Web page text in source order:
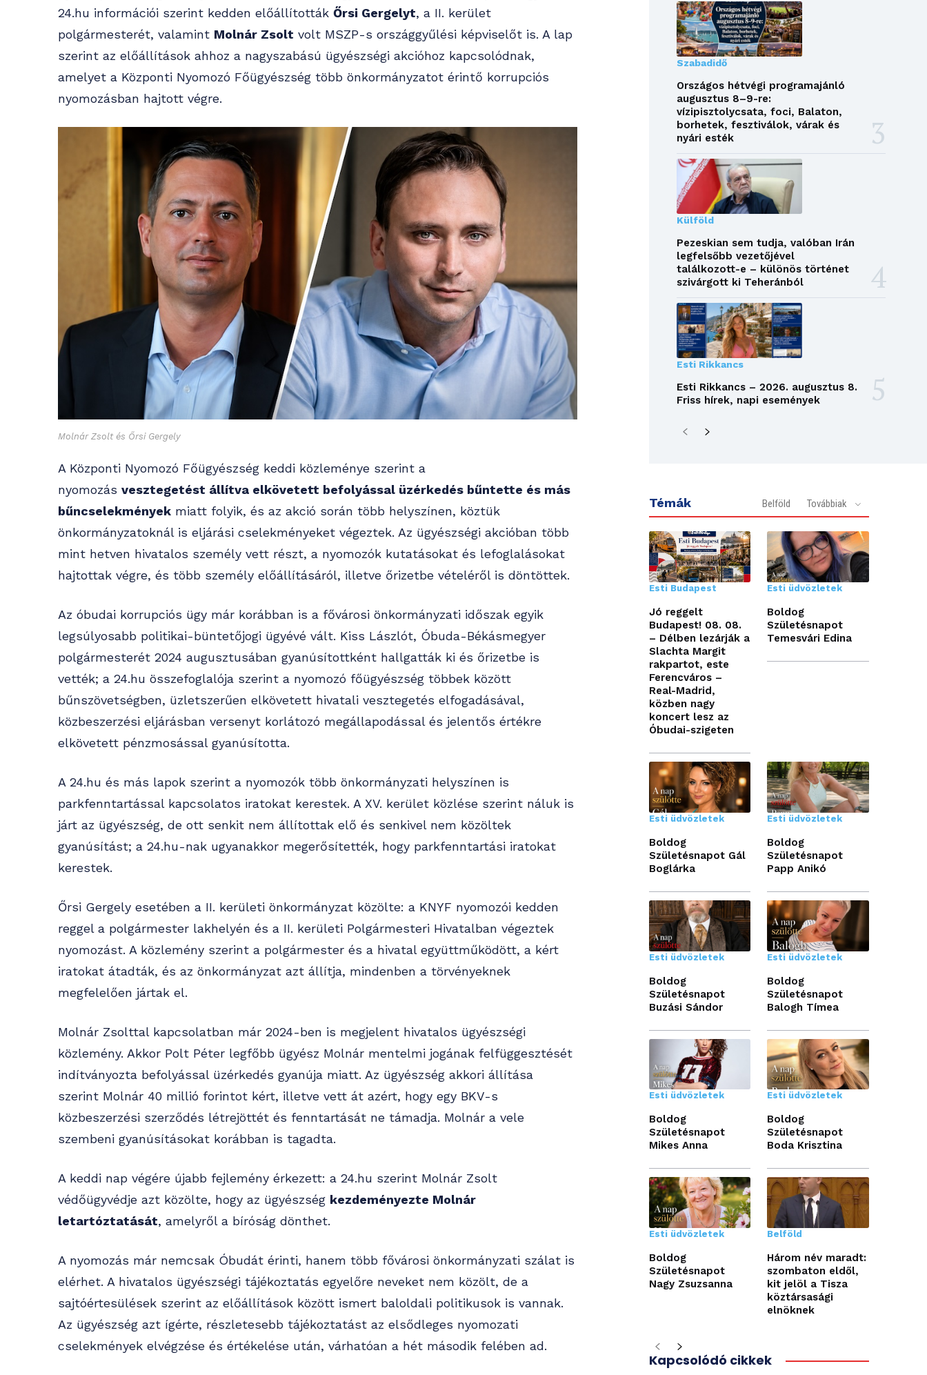
24.hu információi szerint kedden előállították Őrsi Gergelyt, a II. kerület
polgármesterét, valamint Molnár Zsolt volt MSZP-s országgyűlési képviselőt is. A lap
szerint az előállítások ahhoz a nagyszabású ügyészségi akcióhoz kapcsolódnak,
amelyet a Központi Nyomozó Főügyészség több önkormányzatot érintő korrupciós
nyomozásban hajtott végre.
Molnár Zsolt és Őrsi Gergely
A Központi Nyomozó Főügyészség keddi közleménye szerint a
nyomozás vesztegetést állítva elkövetett befolyással üzérkedés bűntette és más
bűncselekmények miatt folyik, és az akció során több helyszínen, köztük
önkormányzatoknál is eljárási cselekményeket végeztek. Az ügyészségi akcióban több
mint hetven hivatalos személy vett részt, a nyomozók kutatásokat és lefoglalásokat
hajtottak végre, és több személy előállításáról, illetve őrizetbe vételéről is döntöttek.
Az óbudai korrupciós ügy már korábban is a fővárosi önkormányzati időszak egyik
legsúlyosabb politikai-büntetőjogi ügyévé vált. Kiss Lászlót, Óbuda-Békásmegyer
polgármesterét 2024 augusztusában gyanúsítottként hallgatták ki és őrizetbe is
vették; a 24.hu összefoglalója szerint a nyomozó főügyészség többek között
bűnszövetségben, üzletszerűen elkövetett hivatali vesztegetés elfogadásával,
közbeszerzési eljárásban versenyt korlátozó megállapodással és jelentős értékre
elkövetett pénzmosással gyanúsította.
A 24.hu és más lapok szerint a nyomozók több önkormányzati helyszínen is
parkfenntartással kapcsolatos iratokat kerestek. A XV. kerület közlése szerint náluk is
járt az ügyészség, de ott senkit nem állítottak elő és senkivel nem közöltek
gyanúsítást; a 24.hu-nak ugyanakkor megerősítették, hogy parkfenntartási iratokat
kerestek.
Őrsi Gergely esetében a II. kerületi önkormányzat közölte: a KNYF nyomozói kedden
reggel a polgármester lakhelyén és a II. kerületi Polgármesteri Hivatalban végeztek
nyomozást. A közlemény szerint a polgármester és a hivatal együttműködött, a kért
iratokat átadták, és az önkormányzat azt állítja, mindenben a törvényeknek
megfelelően jártak el.
Molnár Zsolttal kapcsolatban már 2024-ben is megjelent hivatalos ügyészségi
közlemény. Akkor Polt Péter legfőbb ügyész Molnár mentelmi jogának felfüggesztését
indítványozta befolyással üzérkedés gyanúja miatt. Az ügyészség akkori állítása
szerint Molnár 40 millió forintot kért, illetve vett át azért, hogy egy BKV-s
közbeszerzési szerződés létrejöttét és fenntartását ne támadja. Molnár a vele
szembeni gyanúsításokat korábban is tagadta.
A keddi nap végére újabb fejlemény érkezett: a 24.hu szerint Molnár Zsolt
védőügyvédje azt közölte, hogy az ügyészség kezdeményezte Molnár
letartóztatását, amelyről a bíróság dönthet.
A nyomozás már nemcsak Óbudát érinti, hanem több fővárosi önkormányzati szálat is
elérhet. A hivatalos ügyészségi tájékoztatás egyelőre neveket nem közölt, de a
sajtóértesülések szerint az előállítások között ismert baloldali politikusok is vannak.
Az ügyészség azt ígérte, részletesebb tájékoztatást az elsődleges nyomozati
cselekmények elvégzése és értékelése után, várhatóan a hét második felében ad.
Szabadidő
Országos hétvégi programajánló
augusztus 8–9-re:
vízipisztolycsata, foci, Balaton,
borhetek, fesztiválok, várak és
nyári esték
Külföld
Pezeskian sem tudja, valóban Irán
legfelsőbb vezetőjével
találkozott-e – különös történet
szivárgott ki Teheránból
Esti Rikkancs
Esti Rikkancs – 2026. augusztus 8.
Friss hírek, napi események
Témák Belföld Továbbiak
Esti Budapest
Jó reggelt
Budapest! 08. 08.
– Délben lezárják a
Slachta Margit
rakpartot, este
Ferencváros –
Real-Madrid,
közben nagy
koncert lesz az
Óbudai-szigeten
Esti üdvözletek
Boldog
Születésnapot
Temesvári Edina
Esti üdvözletek
Boldog
Születésnapot Gál
Boglárka
Esti üdvözletek
Boldog
Születésnapot
Papp Anikó
Esti üdvözletek
Boldog
Születésnapot
Buzási Sándor
Esti üdvözletek
Boldog
Születésnapot
Balogh Tímea
Esti üdvözletek
Boldog
Születésnapot
Mikes Anna
Esti üdvözletek
Boldog
Születésnapot
Boda Krisztina
Esti üdvözletek
Boldog
Születésnapot
Nagy Zsuzsanna
Belföld
Három név maradt:
szombaton eldől,
kit jelöl a Tisza
köztársasági
elnöknek
Kapcsolódó cikkek